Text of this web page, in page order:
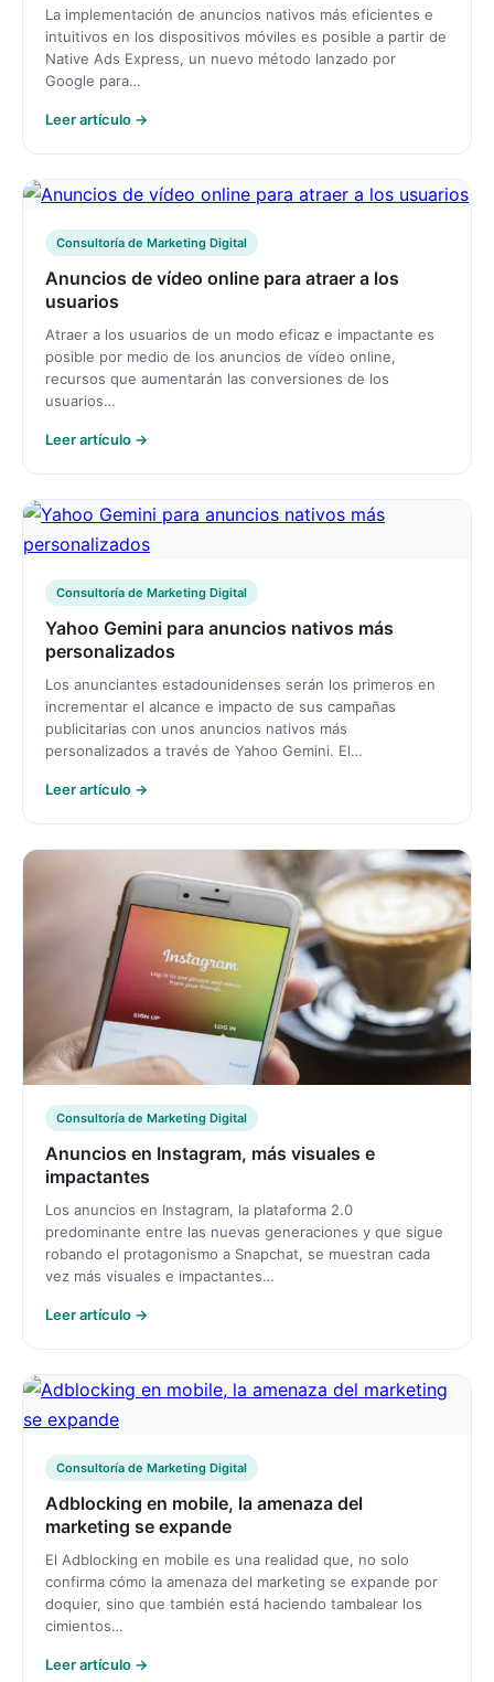
La implementación de anuncios nativos más eficientes e
intuitivos en los dispositivos móviles es posible a partir de
Native Ads Express, un nuevo método lanzado por
Google para…
Leer artículo →
Consultoría de Marketing Digital
Anuncios de vídeo online para atraer a los
usuarios
Atraer a los usuarios de un modo eficaz e impactante es
posible por medio de los anuncios de vídeo online,
recursos que aumentarán las conversiones de los
usuarios…
Leer artículo →
Consultoría de Marketing Digital
Yahoo Gemini para anuncios nativos más
personalizados
Los anunciantes estadounidenses serán los primeros en
incrementar el alcance e impacto de sus campañas
publicitarias con unos anuncios nativos más
personalizados a través de Yahoo Gemini. El…
Leer artículo →
Consultoría de Marketing Digital
Anuncios en Instagram, más visuales e
impactantes
Los anuncios en Instagram, la plataforma 2.0
predominante entre las nuevas generaciones y que sigue
robando el protagonismo a Snapchat, se muestran cada
vez más visuales e impactantes…
Leer artículo →
Consultoría de Marketing Digital
Adblocking en mobile, la amenaza del
marketing se expande
El Adblocking en mobile es una realidad que, no solo
confirma cómo la amenaza del marketing se expande por
doquier, sino que también está haciendo tambalear los
cimientos…
Leer artículo →